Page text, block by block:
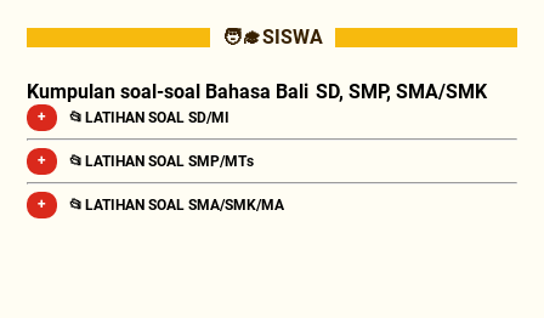
🧑‍🎓 SISWA
Kumpulan soal-soal Bahasa Bali SD, SMP, SMA/SMK
📂 LATIHAN SOAL SD/MI
📂 LATIHAN SOAL SMP/MTs
📂 LATIHAN SOAL SMA/SMK/MA